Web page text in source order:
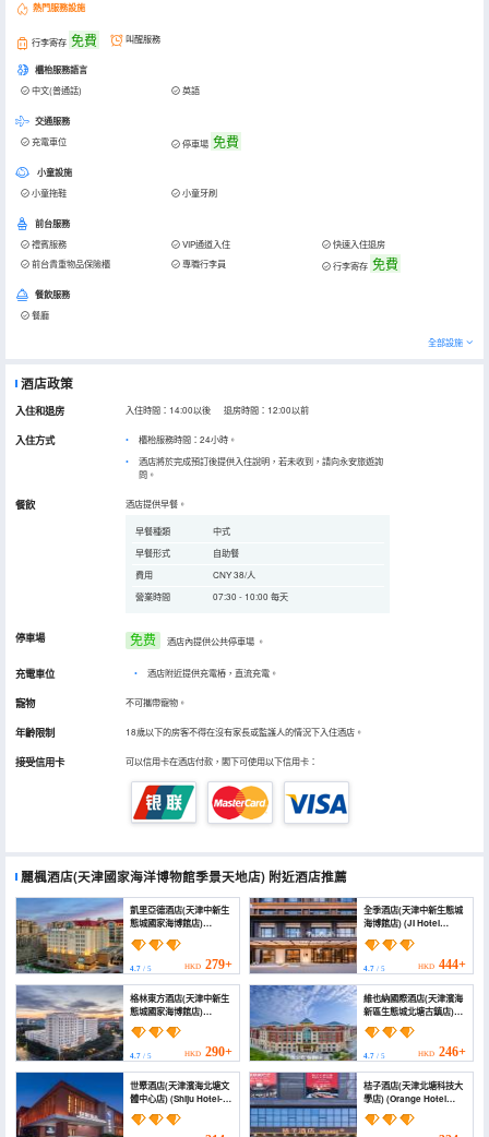
熱門服務設施
行李寄存 免費 叫醒服務
櫃枱服務語言
中文(普通話) 英語
交通服務
充電車位 停車場 免費
小童設施
小童拖鞋 小童牙刷
前台服務
禮賓服務 VIP通道入住
快速入住退房
前台貴重物品保險櫃
專職行李員 行李寄存 免費
餐飲服務
餐廳
全部設施
酒店政策
入住和退房 入住時間：14:00以後 退房時間：12:00以前
入住方式
櫃枱服務時間：24小時。
酒店將於完成預訂後提供入住說明，若未收到，請向永安旅遊詢
問。
餐飲 酒店提供早餐。
早餐種類
中式
早餐形式
自助餐
費用
CNY 38/人
營業時間
07:30 - 10:00 每天
停車場 免费 酒店內提供公共停車場 。
充電車位 • 酒店附近提供充電樁，直流充電。
寵物 不可攜帶寵物。
年齡限制 18歲以下的房客不得在沒有家長或監護人的情況下入住酒店。
接受信用卡 可以信用卡在酒店付款，閣下可使用以下信用卡：
麗楓酒店(天津國家海洋博物館季景天地店) 附近酒店推薦
凱里亞德酒店(天津中新生
態城國家海博館店)
Sino-Singapore Eco-
4.7 / 5 HKD 279+
全季酒店(天津中新生態城
海博館店) (JI Hotel
Shengtaicheng
4.7/ 5 HKD 444+
格林東方酒店(天津中新生
態城國家海博館店)
(Greenland Oriental
Hotel (Tianjin Sino-
Singapore Eco-city
National Maritime
Museum Branch))
4.7 / 5 HKD 290+
維也納國際酒店(天津濱海
新區生態城北塘古鎮店)
(Vienna International
Hotel(Tianjin Binhai
New Area Eco-city
Beitang Ancient Town
Store))
4.7/ 5 HKD 246+
世聚酒店(天津濱海北塘文
體中心店) (Shiju Hotel-
Tianjin Binhai Beitang
Cultural and Sports
桔子酒店(天津北塘科技大
學店) (Orange Hotel
Tianjin beitang
University of Science